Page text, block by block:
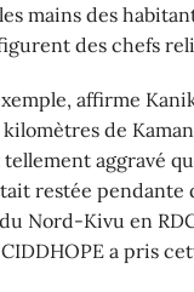
mains des
des chefs
affirme
de
tellement aggravé
restée
Nord-Kivu en
a pris